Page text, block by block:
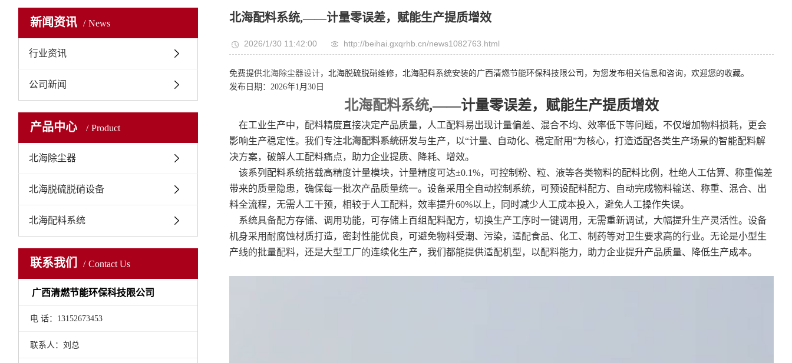
新闻资讯 News
行业资讯
公司新闻
产品中心 Product
北海除尘器
北海脱硫脱硝设备
北海配料系统
联系我们 Contact Us
广西清燃节能环保科技限公司
电 话：13152673453
联系人：刘总
北海配料系统,——计量零误差，赋能生产提质增效
2026/1/30 11:42:00 http://beihai.gxqrhb.cn/news1082763.html
免费提供北海除尘器设计，北海脱硫脱硝维修，北海配料系统安装的广西清燃节能环保科技限公司，为您发布相关信息和咨询，欢迎您的收藏。
发布日期：2026年1月30日
北海配料系统,——计量零误差，赋能生产提质增效
在工业生产中，配料精度直接决定产品质量，人工配料易出现计量偏差、混合不均、效率低下等问题，不仅增加物料损耗，更会
影响生产稳定性。我们专注北海配料系统研发与生产，以“计量、自动化、稳定耐用”为核心，打造适配各类生产场景的智能配料解
决方案，破解人工配料痛点，助力企业提质、降耗、增效。
该系列配料系统搭载高精度计量模块，计量精度可达±0.1%，可控制粉、粒、液等各类物料的配料比例，杜绝人工估算、称重偏差
带来的质量隐患，确保每一批次产品质量统一。设备采用全自动控制系统，可预设配料配方、自动完成物料输送、称重、混合、出
料全流程，无需人工干预，相较于人工配料，效率提升60%以上，同时减少人工成本投入，避免人工操作失误。
系统具备配方存储、调用功能，可存储上百组配料配方，切换生产工序时一键调用，无需重新调试，大幅提升生产灵活性。设备
机身采用耐腐蚀材质打造，密封性能优良，可避免物料受潮、污染，适配食品、化工、制药等对卫生要求高的行业。无论是小型生
产线的批量配料，还是大型工厂的连续化生产，我们都能提供适配机型，以配料能力，助力企业提升产品质量、降低生产成本。